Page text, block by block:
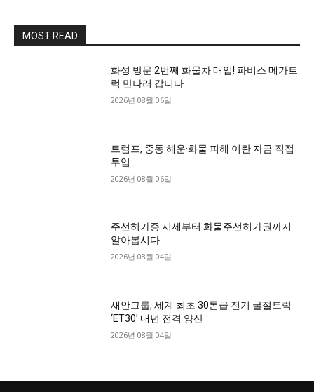
MOST READ
화성 방문 2번째 화물차 매입! 파비스 메가트
럭 만나러 갑니다
2026년 08월 06일
트럼프, 중동 해운·화물 피해 이란 자금 직접
투입
2026년 08월 06일
주선허가증 시세부터 화물주선허가권까지
알아봅시다
2026년 08월 04일
새안그룹, 세계 최초 30톤급 전기 굴절트럭
‘ET30’ 내년 전격 양산
2026년 08월 04일